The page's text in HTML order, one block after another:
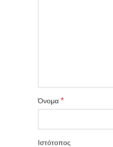
Όνομα *
Ιστότοπος